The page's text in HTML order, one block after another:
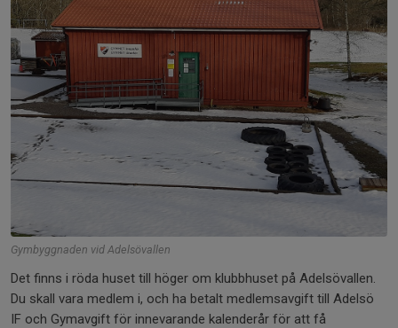
Gymbyggnaden vid Adelsövallen
Det finns i röda huset till höger om klubbhuset på Adelsövallen.
Du skall vara medlem i, och ha betalt medlemsavgift till Adelsö
IF och Gymavgift för innevarande kalenderår för att få